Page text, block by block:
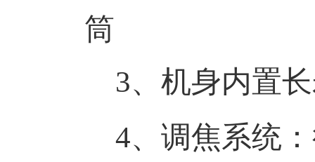
筒
3、机身内置
4、调焦系统